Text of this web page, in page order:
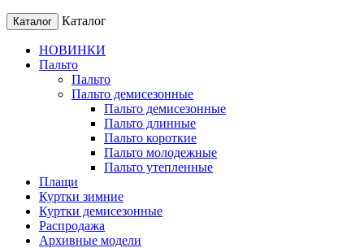
Каталог Каталог
НОВИНКИ
Пальто
Пальто
Пальто демисезонные
Пальто демисезонные
Пальто длинные
Пальто короткие
Пальто молодежные
Пальто утепленные
Плащи
Куртки зимние
Куртки демисезонные
Распродажа
Архивные модели